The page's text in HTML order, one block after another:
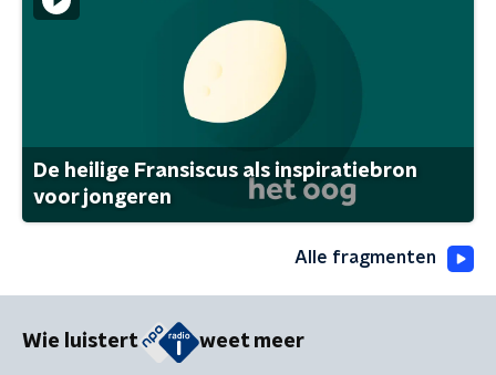
De heilige Fransiscus als inspiratiebron
voor jongeren
Alle fragmenten
Wie luistert weet meer